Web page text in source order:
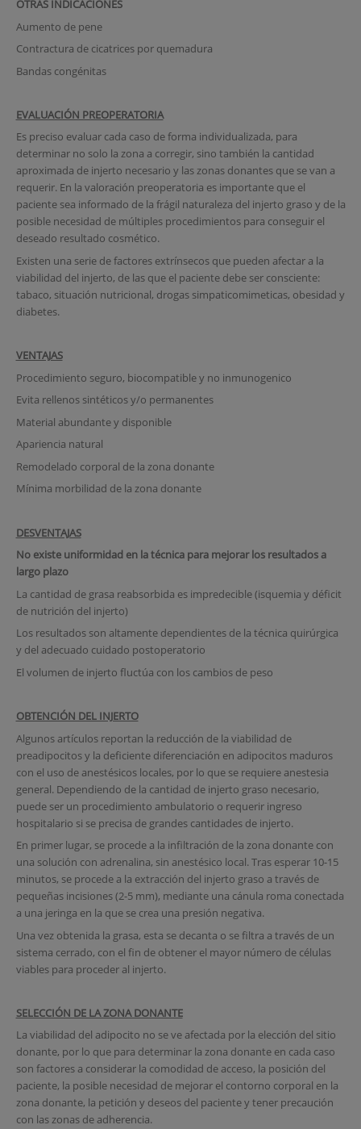
OTRAS INDICACIONES
Aumento de pene
Contractura de cicatrices por quemadura
Bandas congénitas
EVALUACIÓN PREOPERATORIA
Es preciso evaluar cada caso de forma individualizada, para
determinar no solo la zona a corregir, sino también la cantidad
aproximada de injerto necesario y las zonas donantes que se van a
requerir. En la valoración preoperatoria es importante que el
paciente sea informado de la frágil naturaleza del injerto graso y de la
posible necesidad de múltiples procedimientos para conseguir el
deseado resultado cosmético.
Existen una serie de factores extrínsecos que pueden afectar a la
viabilidad del injerto, de las que el paciente debe ser consciente:
tabaco, situación nutricional, drogas simpaticomimeticas, obesidad y
diabetes.
VENTAJAS
Procedimiento seguro, biocompatible y no inmunogenico
Evita rellenos sintéticos y/o permanentes
Material abundante y disponible
Apariencia natural
Remodelado corporal de la zona donante
Mínima morbilidad de la zona donante
DESVENTAJAS
No existe uniformidad en la técnica para mejorar los resultados a
largo plazo
La cantidad de grasa reabsorbida es impredecible (isquemia y déficit
de nutrición del injerto)
Los resultados son altamente dependientes de la técnica quirúrgica
y del adecuado cuidado postoperatorio
El volumen de injerto fluctúa con los cambios de peso
OBTENCIÓN DEL INJERTO
Algunos artículos reportan la reducción de la viabilidad de
preadipocitos y la deficiente diferenciación en adipocitos maduros
con el uso de anestésicos locales, por lo que se requiere anestesia
general. Dependiendo de la cantidad de injerto graso necesario,
puede ser un procedimiento ambulatorio o requerir ingreso
hospitalario si se precisa de grandes cantidades de injerto.
En primer lugar, se procede a la infiltración de la zona donante con
una solución con adrenalina, sin anestésico local. Tras esperar 10-15
minutos, se procede a la extracción del injerto graso a través de
pequeñas incisiones (2-5 mm), mediante una cánula roma conectada
a una jeringa en la que se crea una presión negativa.
Una vez obtenida la grasa, esta se decanta o se filtra a través de un
sistema cerrado, con el fin de obtener el mayor número de células
viables para proceder al injerto.
SELECCIÓN DE LA ZONA DONANTE
La viabilidad del adipocito no se ve afectada por la elección del sitio
donante, por lo que para determinar la zona donante en cada caso
son factores a considerar la comodidad de acceso, la posición del
paciente, la posible necesidad de mejorar el contorno corporal en la
zona donante, la petición y deseos del paciente y tener precaución
con las zonas de adherencia.